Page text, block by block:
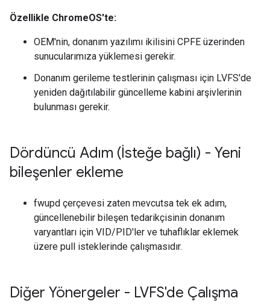
Özellikle ChromeOS'te:
OEM'nin, donanım yazılımı ikilisini CPFE üzerinden
sunucularımıza yüklemesi gerekir.
Donanım gerileme testlerinin çalışması için LVFS'de
yeniden dağıtılabilir güncelleme kabini arşivlerinin
bulunması gerekir.
Dördüncü Adım (İsteğe bağlı) - Yeni
bileşenler ekleme
fwupd çerçevesi zaten mevcutsa tek ek adım,
güncellenebilir bileşen tedarikçisinin donanım
varyantları için VID/PID'ler ve tuhaflıklar eklemek
üzere pull isteklerinde çalışmasıdır.
Diğer Yönergeler - LVFS'de Çalışma